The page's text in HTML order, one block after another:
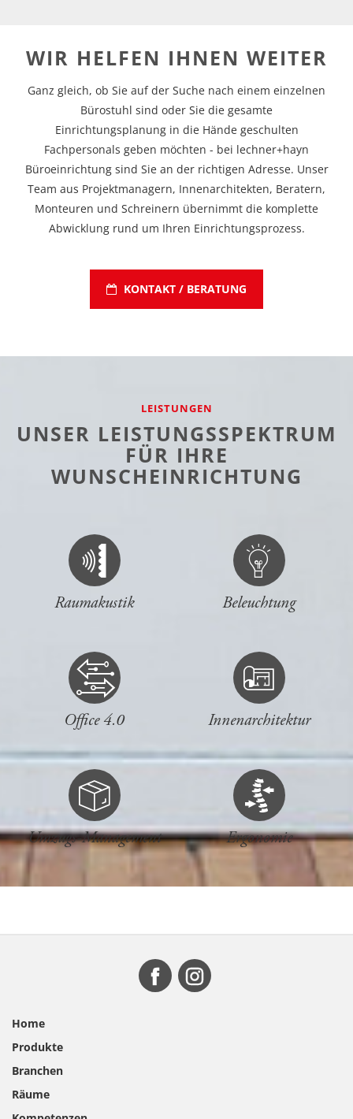
WIR HELFEN IHNEN WEITER
Ganz gleich, ob Sie auf der Suche nach einem einzelnen
Bürostuhl sind oder Sie die gesamte
Einrichtungsplanung in die Hände geschulten
Fachpersonals geben möchten - bei lechner+hayn
Büroeinrichtung sind Sie an der richtigen Adresse. Unser
Team aus Projektmanagern, Innenarchitekten, Beratern,
Monteuren und Schreinern übernimmt die komplette
Abwicklung rund um Ihren Einrichtungsprozess.
KONTAKT / BERATUNG
LEISTUNGEN
UNSER LEISTUNGSSPEKTRUM
FÜR IHRE
WUNSCHEINRICHTUNG
Raumakustik Beleuchtung
Office 4.0 Innenarchitektur
Umzugs-Management Ergonomie
Home
Produkte
Branchen
Räume